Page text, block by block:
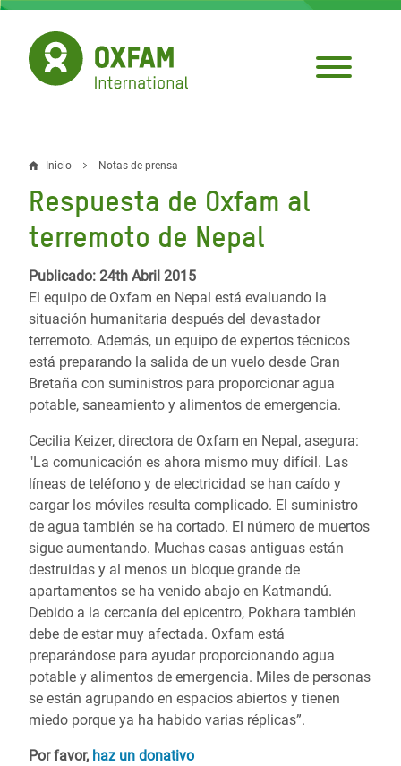
Pasar
contenido
principal
Sobrescribir
enlaces
de
ayuda
a
la
navegación
Inicio Notas de prensa
Respuesta de Oxfam al
terremoto de Nepal
Publicado: 24th Abril 2015
El equipo de Oxfam en Nepal está evaluando la
situación humanitaria después del devastador
terremoto. Además, un equipo de expertos técnicos
está preparando la salida de un vuelo desde Gran
Bretaña con suministros para proporcionar agua
potable, saneamiento y alimentos de emergencia.
Cecilia Keizer, directora de Oxfam en Nepal, asegura:
"La comunicación es ahora mismo muy difícil. Las
líneas de teléfono y de electricidad se han caído y
cargar los móviles resulta complicado. El suministro
de agua también se ha cortado. El número de muertos
sigue aumentando. Muchas casas antiguas están
destruidas y al menos un bloque grande de
apartamentos se ha venido abajo en Katmandú.
Debido a la cercanía del epicentro, Pokhara también
debe de estar muy afectada. Oxfam está
preparándose para ayudar proporcionando agua
potable y alimentos de emergencia. Miles de personas
se están agrupando en espacios abiertos y tienen
miedo porque ya ha habido varias réplicas”.
Por favor, haz un donativo